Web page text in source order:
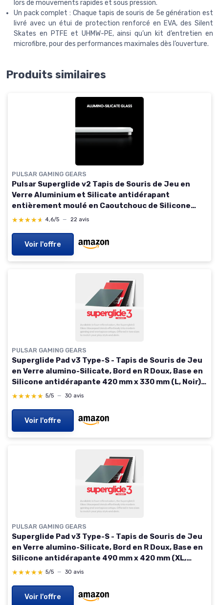
lors de mouvements rapides et sous pression.
Un pack complet : Chaque tapis de souris de 5e génération est
livré avec un étui de protection renforcé en EVA, des Silent
Skates en PTFE et UHMW-PE, ainsi qu’un kit d’entretien en
microfibre, pour des performances maximales dès l’ouverture.
Produits similaires
PULSAR GAMING GEARS
Pulsar Superglide v2 Tapis de Souris de Jeu en
Verre Aluminium et Silicate antidérapant
entièrement moulé en Caoutchouc de Silicone
Haute densité 41,9 x 33 cm (L, Blanc)
★★★★★
★★★★★ 4,6/5 — 22 avis
Voir l'offre
PULSAR GAMING GEARS
Superglide Pad v3 Type-S - Tapis de Souris de Jeu
en Verre alumino-Silicate, Bord en R Doux, Base en
Silicone antidérapante 420 mm x 330 mm (L, Noir)
noir 420L x 330l mm
★★★★★
★★★★★ 5/5 — 30 avis
Voir l'offre
PULSAR GAMING GEARS
Superglide Pad v3 Type-S - Tapis de Souris de Jeu
en Verre alumino-Silicate, Bord en R Doux, Base en
Silicone antidérapante 490 mm x 420 mm (XL,
Blanc) blanc 490L x 420l mm
★★★★★
★★★★★ 5/5 — 30 avis
Voir l'offre